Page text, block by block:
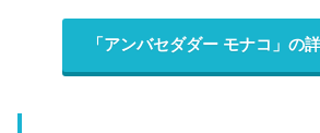
「アンバセダダー モナコ」の